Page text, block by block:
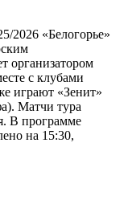
2026 «Белогорье»
организатором
с клубами
играют «Зенит»
Матчи тура
В программе
на 15:30,